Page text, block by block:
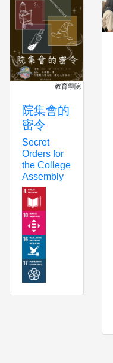
教育學院
院集會的
密令
Secret
Orders for
the College
Assembly